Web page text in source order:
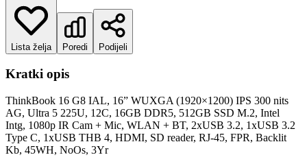
Lista želja Poredi Podijeli
Kratki opis
ThinkBook 16 G8 IAL, 16” WUXGA (1920×1200) IPS 300 nits
AG, Ultra 5 225U, 12C, 16GB DDR5, 512GB SSD M.2, Intel
Intg, 1080p IR Cam + Mic, WLAN + BT, 2xUSB 3.2, 1xUSB 3.2
Type C, 1xUSB THB 4, HDMI, SD reader, RJ-45, FPR, Backlit
Kb, 45WH, NoOs, 3Yr